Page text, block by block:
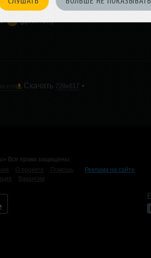
(десктоп)
Скачать 729x617
Все права защищены.
О проекте Помощь
Реклама на сайте
Вакансии